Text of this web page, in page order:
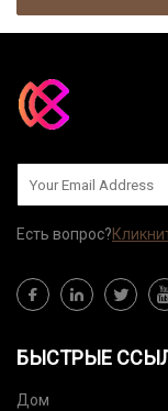
Есть вопрос?
БЫСТРЫЕ
Дом